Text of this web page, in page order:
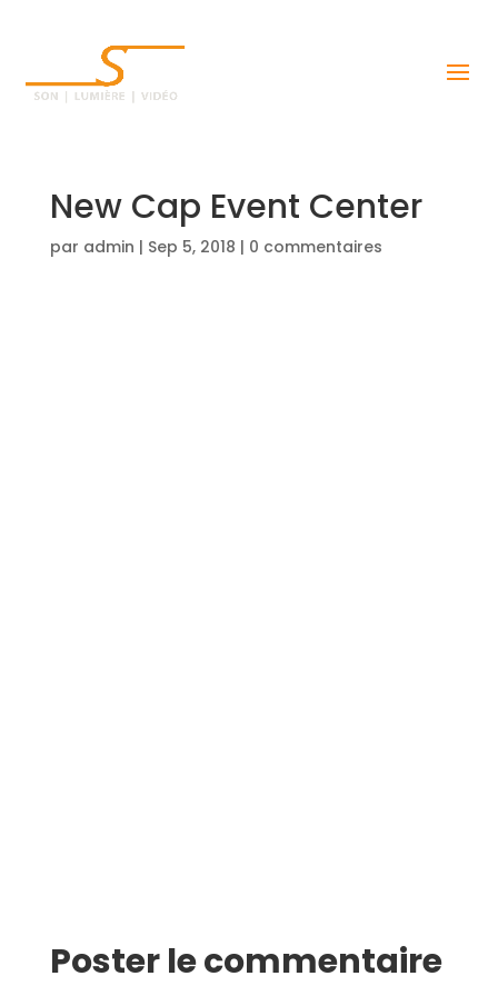
New Cap Event Center
par admin | Sep 5, 2018 | 0 commentaires
Poster le commentaire